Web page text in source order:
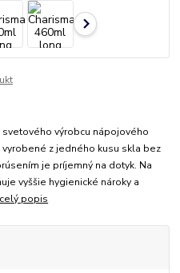
svetového výrobcu nápojového
z jedného kusu skla bez
je príjemný na dotyk. Na
vyššie hygienické nároky a
celý popis